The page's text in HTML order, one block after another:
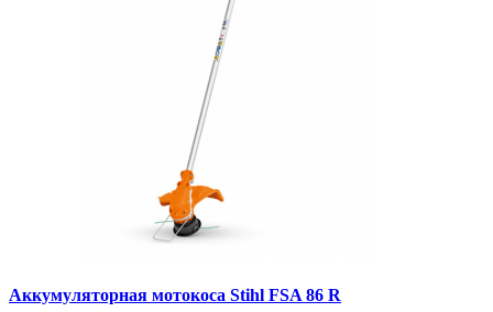
Аккумуляторная мотокоса Stihl FSA 86 R